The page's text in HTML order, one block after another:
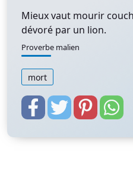
Mieux vaut mourir
dévoré par un lion.
Proverbe malien
mort